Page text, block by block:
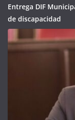
Entrega DIF
de discapacidad